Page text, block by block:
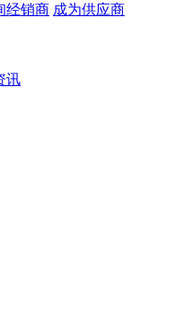
经销商 成为供应商
讯